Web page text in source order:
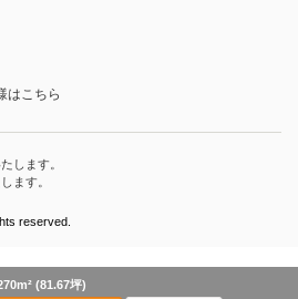
はこちら
します。
ます。
reserved.
(81.67坪)